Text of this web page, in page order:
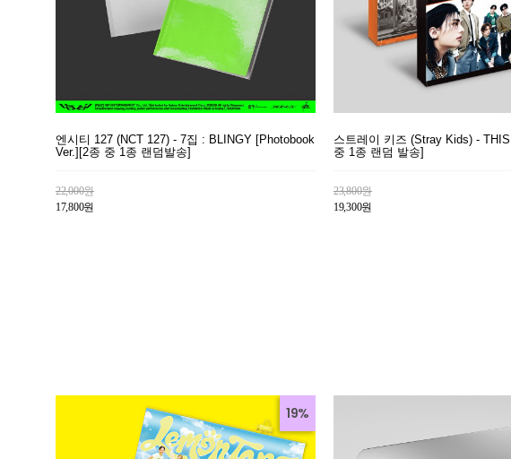
엔시티 127 (NCT 127) - 7집 : BLINGY [Photobook
Ver.][2종 중 1종 랜덤발송]
22,000원
17,800원
스트레이 키즈 (Stray Kids) -
중 1종 랜덤 발송]
23,800원
19,300원
19%